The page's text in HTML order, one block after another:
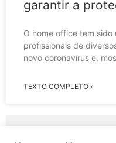
garantir a
O home office tem
profissionais de
novo coronavírus e,
TEXTO COMPLETO »